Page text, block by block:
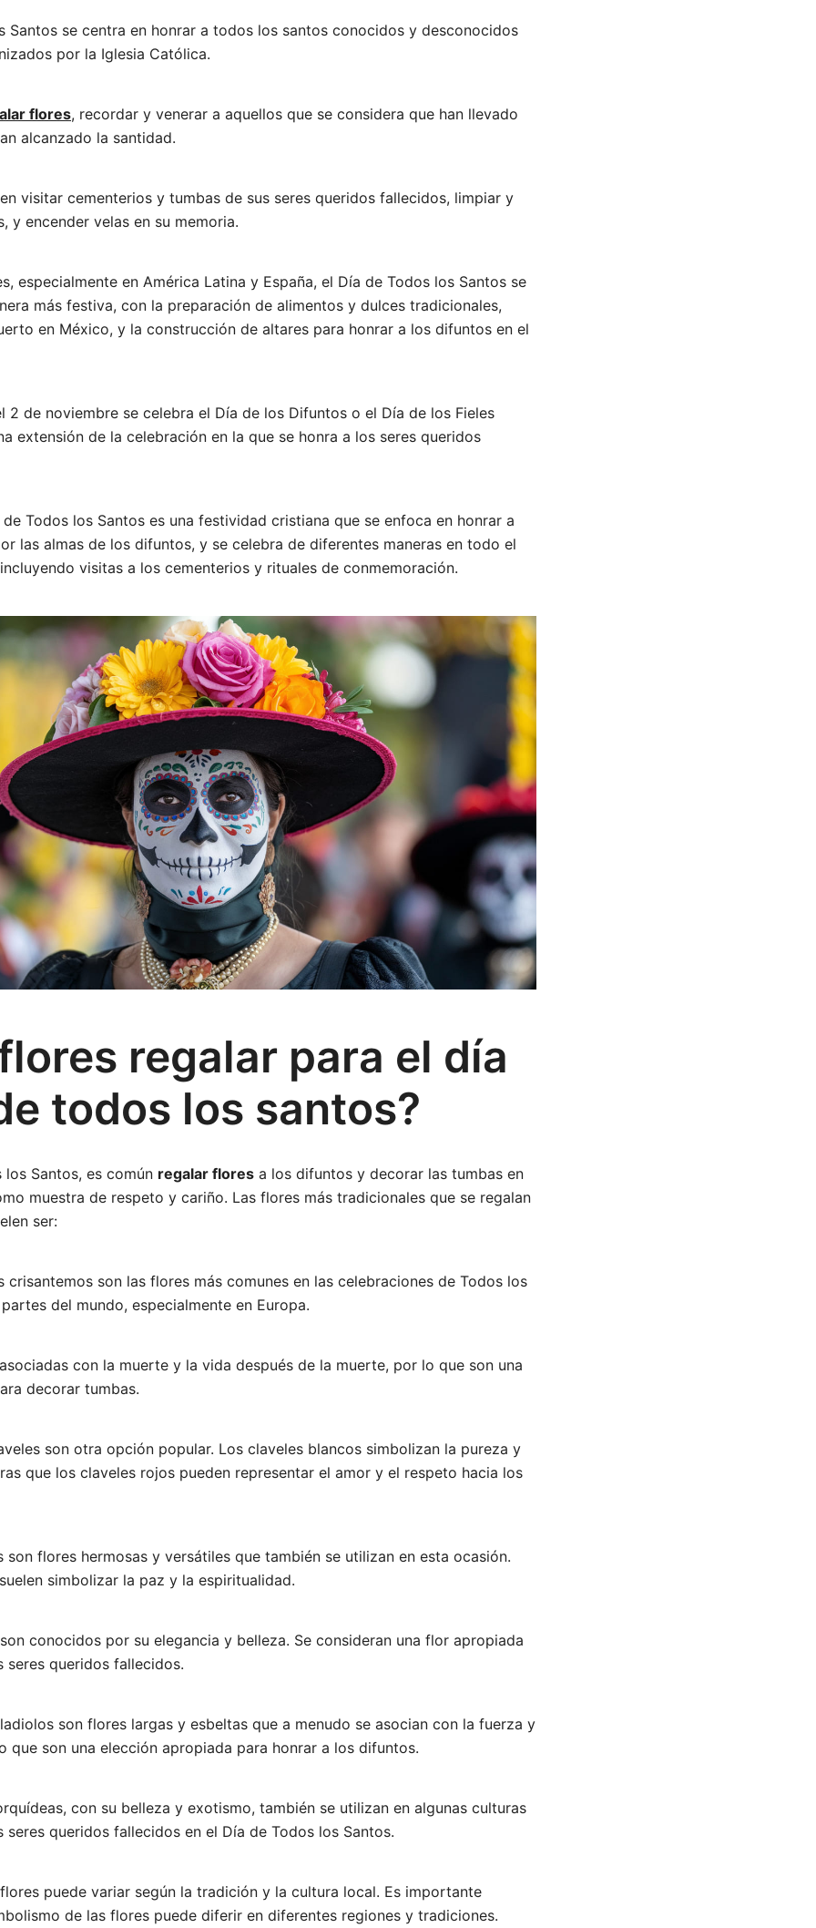
Santos se centra en honrar a todos los santos conocidos y desconocidos
por la Iglesia Católica.
flores, recordar y venerar a aquellos que se considera que han llevado
alcanzado la santidad.
visitar cementerios y tumbas de sus seres queridos fallecidos, limpiar y
y encender velas en su memoria.
especialmente en América Latina y España, el Día de Todos los Santos se
más festiva, con la preparación de alimentos y dulces tradicionales,
en México, y la construcción de altares para honrar a los difuntos en el
2 de noviembre se celebra el Día de los Difuntos o el Día de los Fieles
extensión de la celebración en la que se honra a los seres queridos
de Todos los Santos es una festividad cristiana que se enfoca en honrar a
las almas de los difuntos, y se celebra de diferentes maneras en todo el
visitas a los cementerios y rituales de conmemoración.
regalar para el día
todos los santos?
los Santos, es común regalar flores a los difuntos y decorar las tumbas en
muestra de respeto y cariño. Las flores más tradicionales que se regalan
ser:
crisantemos son las flores más comunes en las celebraciones de Todos los
del mundo, especialmente en Europa.
con la muerte y la vida después de la muerte, por lo que son una
decorar tumbas.
son otra opción popular. Los claveles blancos simbolizan la pureza y
que los claveles rojos pueden representar el amor y el respeto hacia los
son flores hermosas y versátiles que también se utilizan en esta ocasión.
simbolizar la paz y la espiritualidad.
conocidos por su elegancia y belleza. Se consideran una flor apropiada
seres queridos fallecidos.
son flores largas y esbeltas que a menudo se asocian con la fuerza y
que son una elección apropiada para honrar a los difuntos.
con su belleza y exotismo, también se utilizan en algunas culturas
seres queridos fallecidos en el Día de Todos los Santos.
puede variar según la tradición y la cultura local. Es importante
de las flores puede diferir en diferentes regiones y tradiciones.